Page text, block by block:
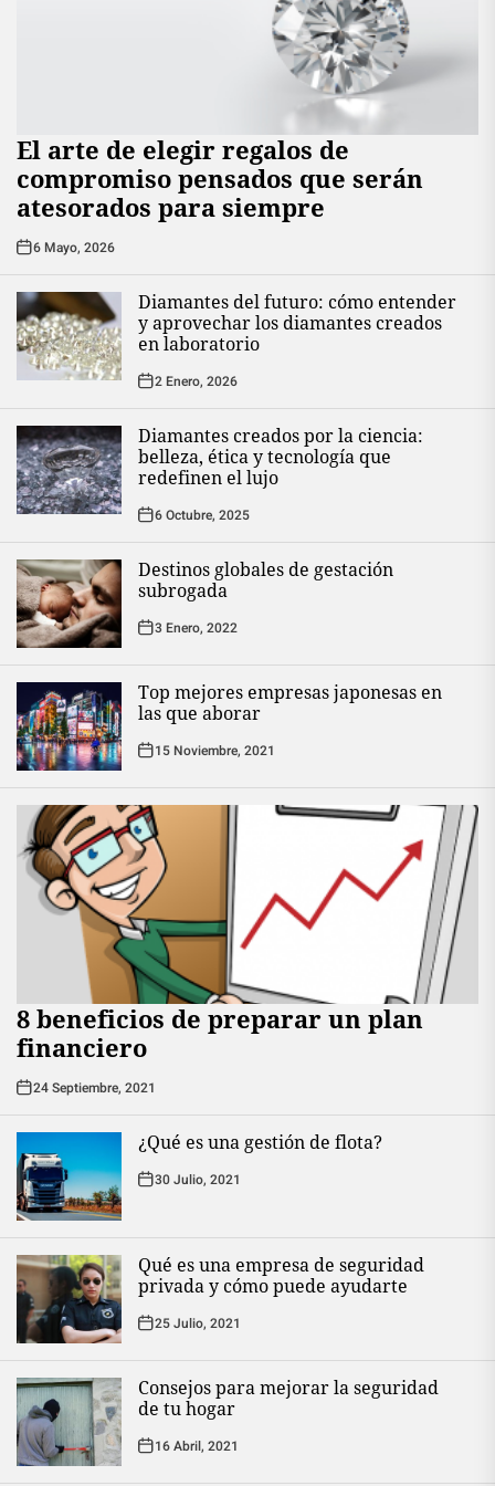
El arte de elegir regalos de
compromiso pensados que serán
atesorados para siempre
6 Mayo, 2026
Diamantes del futuro: cómo entender
y aprovechar los diamantes creados
en laboratorio
2 Enero, 2026
Diamantes creados por la ciencia:
belleza, ética y tecnología que
redefinen el lujo
6 Octubre, 2025
Destinos globales de gestación
subrogada
3 Enero, 2022
Top mejores empresas japonesas en
las que aborar
15 Noviembre, 2021
8 beneficios de preparar un plan
financiero
24 Septiembre, 2021
¿Qué es una gestión de flota?
30 Julio, 2021
Qué es una empresa de seguridad
privada y cómo puede ayudarte
25 Julio, 2021
Consejos para mejorar la seguridad
de tu hogar
16 Abril, 2021